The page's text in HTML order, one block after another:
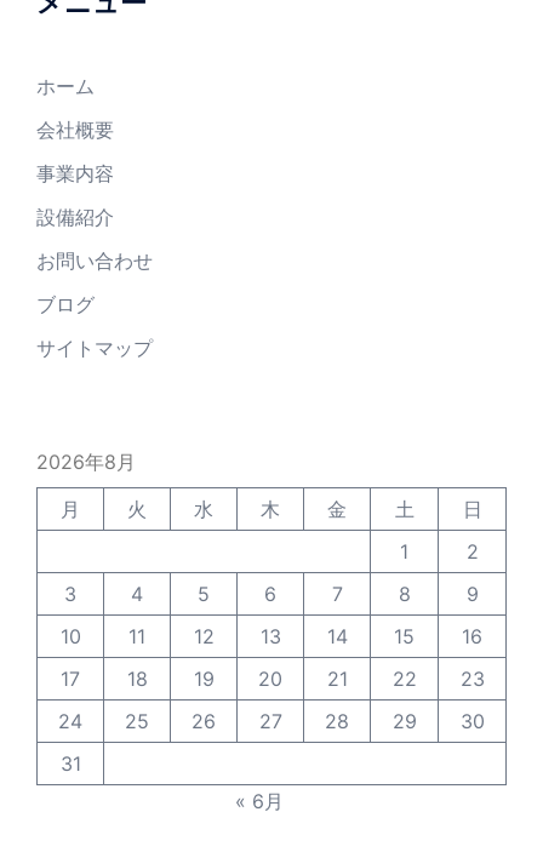
ホーム
会社概要
事業内容
設備紹介
お問い合わせ
ブログ
サイトマップ
2026年8月
月
火 水 木 金 土
日
1
2
3
4 5 6 7 8
9
10
11 12 13 14 15
16
17
18 19 20 21 22
23
24
25 26 27 28 29
30
31
« 6月